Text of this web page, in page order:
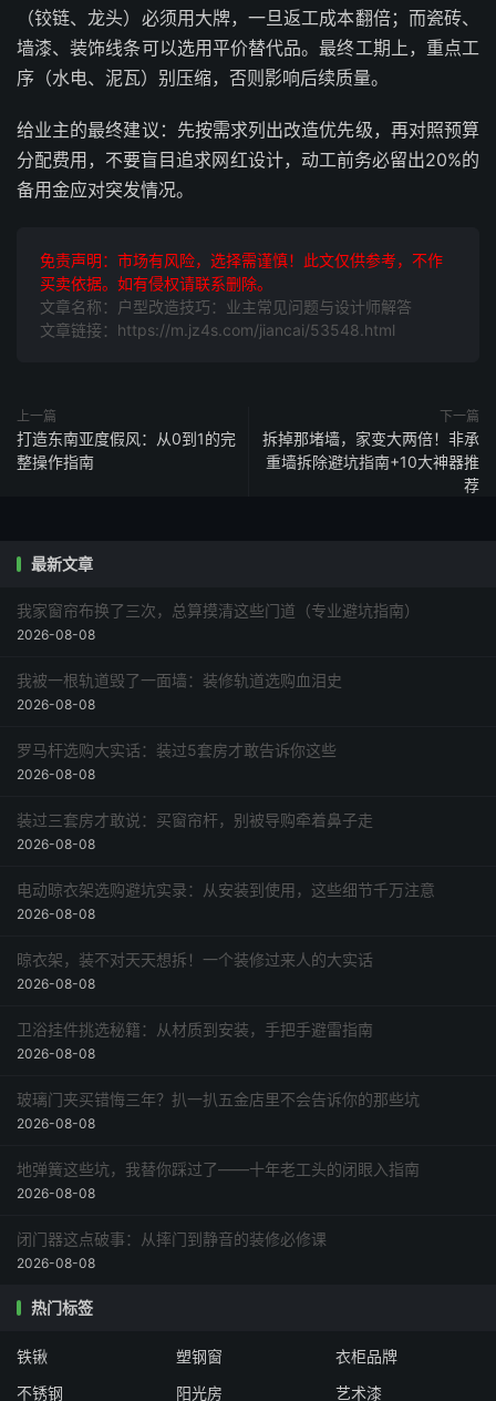
（铰链、龙头）必须用大牌，一旦返工成本翻倍；而瓷砖、
墙漆、装饰线条可以选用平价替代品。最终工期上，重点工
序（水电、泥瓦）别压缩，否则影响后续质量。
给业主的最终建议：先按需求列出改造优先级，再对照预算
分配费用，不要盲目追求网红设计，动工前务必留出20%的
备用金应对突发情况。
免责声明：市场有风险，选择需谨慎！此文仅供参考，不作
买卖依据。如有侵权请联系删除。
文章名称：户型改造技巧：业主常见问题与设计师解答
文章链接：https://m.jz4s.com/jiancai/53548.html
上一篇
打造东南亚度假风：从0到1的完
整操作指南
下一篇
拆掉那堵墙，家变大两倍！非承
重墙拆除避坑指南+10大神器推
荐
最新文章
我家窗帘布换了三次，总算摸清这些门道（专业避坑指南）
2026-08-08
我被一根轨道毁了一面墙：装修轨道选购血泪史
2026-08-08
罗马杆选购大实话：装过5套房才敢告诉你这些
2026-08-08
装过三套房才敢说：买窗帘杆，别被导购牵着鼻子走
2026-08-08
电动晾衣架选购避坑实录：从安装到使用，这些细节千万注意
2026-08-08
晾衣架，装不对天天想拆！一个装修过来人的大实话
2026-08-08
卫浴挂件挑选秘籍：从材质到安装，手把手避雷指南
2026-08-08
玻璃门夹买错悔三年？扒一扒五金店里不会告诉你的那些坑
2026-08-08
地弹簧这些坑，我替你踩过了——十年老工头的闭眼入指南
2026-08-08
闭门器这点破事：从摔门到静音的装修必修课
2026-08-08
热门标签
铁锹 塑钢窗
衣柜品牌
不锈钢
阳光房 艺术漆